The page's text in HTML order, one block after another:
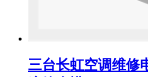
三台长虹空调维修